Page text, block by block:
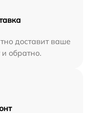
доставит ваше
обратно.